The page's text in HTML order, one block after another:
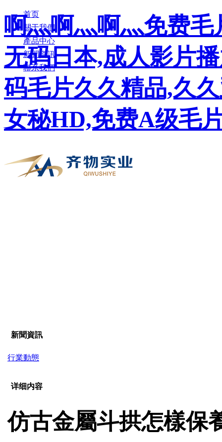
啊灬啊灬啊灬免费
无码日本,成人影片
码毛片久久精品,久
女秘HD,免费A级毛
首页
關于我們
產品中心
新聞資訊
聯系我們
新聞資訊
行業動態
详细内容
仿古金屬斗拱怎樣保